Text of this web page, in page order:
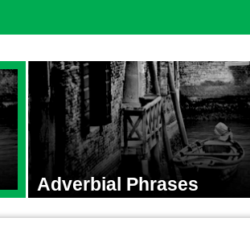
Adverbial Phrases